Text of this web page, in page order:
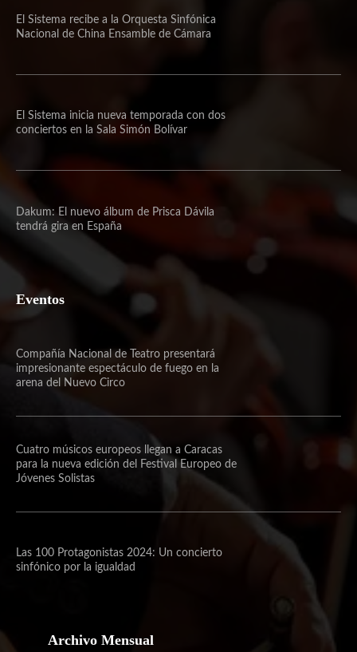
El Sistema recibe a la Orquesta Sinfónica
Nacional de China Ensamble de Cámara
El Sistema inicia nueva temporada con dos
conciertos en la Sala Simón Bolívar
Dakum: El nuevo álbum de Prisca Dávila
tendrá gira en España
Eventos
Compañía Nacional de Teatro presentará
impresionante espectáculo de fuego en la
arena del Nuevo Circo
Cuatro músicos europeos llegan a Caracas
para la nueva edición del Festival Europeo de
Jóvenes Solistas
Las 100 Protagonistas 2024: Un concierto
sinfónico por la igualdad
Archivo Mensual